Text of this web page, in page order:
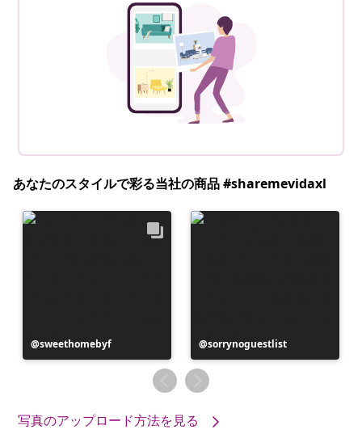
あなたのスタイルで彩る当社の商品 #sharemevidaxl
投
稿
sweethomebyf
投
稿
者
sorrynoguestlist
写真のアップロード方法を見る